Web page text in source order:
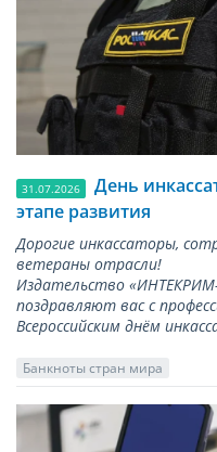
31.07.2026
День
этапе развития
Дорогие инкассаторы,
ветераны отрасли!
Издательство
поздравляют вас с
Всероссийским днём
Банкноты стран мира